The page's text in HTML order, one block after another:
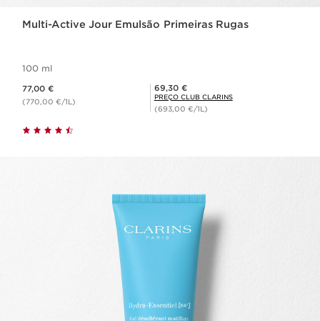
Multi-Active Jour Emulsão Primeiras Rugas
100 ml
77,00 €
(770,00 €/1L)
Preço Club Clarins 69,30 €
69,30 €
PREÇO CLUB CLARINS
(693,00 €/1L)